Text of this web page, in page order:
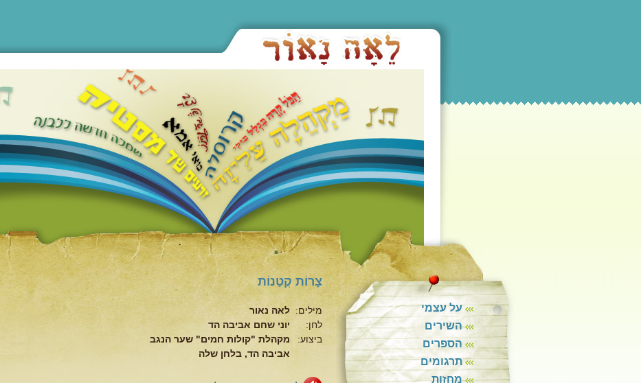
על עצמי
השירים
הספרים
תרגומים
מחזות
צָרוֹת קְטַנוֹת
מילים: לאה נאור
לחן:
יוני שחם אביבה הד
ביצוע:
מקהלת "קולות חמים" שער הנגב
אביבה הד, בלחן שלה